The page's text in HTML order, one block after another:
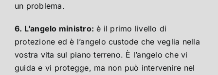
un problema.
6. L’angelo ministro: è il primo livello di
protezione ed è l’angelo custode che veglia nella
vostra vita sul piano terreno. È l’angelo che vi
guida e vi protegge, ma non può intervenire nel